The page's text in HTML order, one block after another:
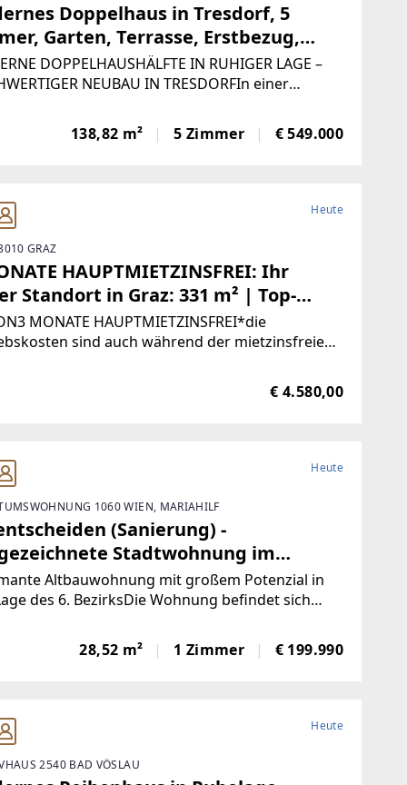
Doppelhaus in Tresdorf, 5
Garten, Terrasse, Erstbezug,
€DOPPELHAUSHÄLFTE IN RUHIGER LAGE –
NEUBAU IN TRESDORFIn einer
wird dieses hochwertige Doppelhaus
das durch moderne Architektur, durchdachte
138,82 m² 5 Zimmer € 549.000
Heute
GRAZ
HAUPTMIETZINSFREI: Ihr
Standort in Graz: 331 m² | Top-
| Modern saniert
MONATE HAUPTMIETZINSFREI*die
sind auch während der mietzinsfreien
mit 331 m² in zentraler Lage von€ 4.580,00
Heute
1060 WIEN, MARIAHILF
(Sanierung) -
Stadtwohnung im
Gründerzeithaus -
bei Mariahilfer Straße - U-
Altbauwohnung mit großem Potenzial in
des 6. BezirksDie Wohnung befindet sich
Preis von 199.990,--€ bezieht sich auf
Zustand. Hinzu kommen noch
28,52 m² 1 Zimmer € 199.990
Heute
2540 BAD VÖSLAU